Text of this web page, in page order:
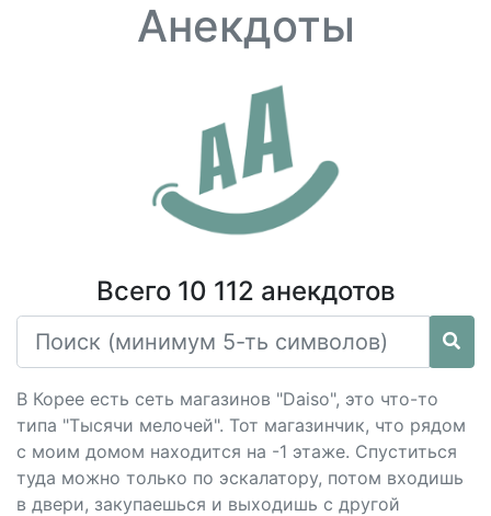
Анекдоты
Всего 10 112 анекдотов
В Корее есть сеть магазинов "Dаiso", это что-то
типа "Тысячи мелочей". Тот магазинчик, что рядом
с моим домом находится на -1 этаже. Спуститься
туда можно только по эскалатору, потом входишь
в двери, закупаешься и выходишь с другой